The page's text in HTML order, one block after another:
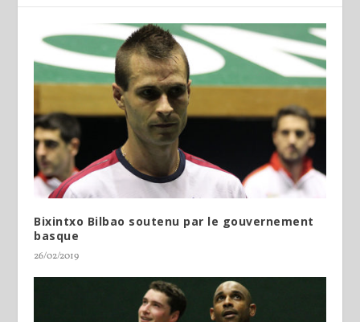
Bixintxo Bilbao soutenu par le gouvernement
basque
26/02/2019